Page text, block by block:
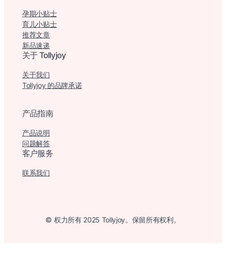
孕期小贴士
育儿小贴士
推荐文章
新品速递
关于 Tollyjoy
关于我们
Tollyjoy 的品牌承诺
产品指南
产品说明
问题解答
客户服务
联系我们
© 权力所有 2025 Tollyjoy。保留所有权利。